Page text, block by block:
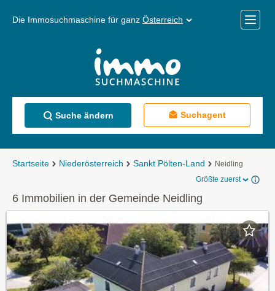
Die Immosuchmaschine für ganz Österreich
Menü
Suche ändern Suchagent
Startseite Niederösterreich Sankt Pölten-Land
Neidling
Größte zuerst
6 Immobilien in der Gemeinde Neidling